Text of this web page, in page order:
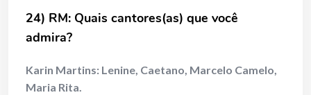
24) RM: Quais cantores(as) que você
admira?
Karin Martins: Lenine, Caetano, Marcelo Camelo,
Maria Rita.